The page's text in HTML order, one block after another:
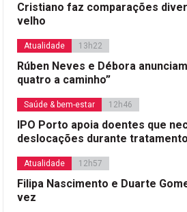
Cristiano faz comparações
velho
Atualidade 13h22
Rúben Neves e Débora
quatro a caminho”
Saúde & bem-estar 12h46
IPO Porto apoia doentes que
deslocações durante tratamento
Atualidade 12h57
Filipa Nascimento e Duarte
vez